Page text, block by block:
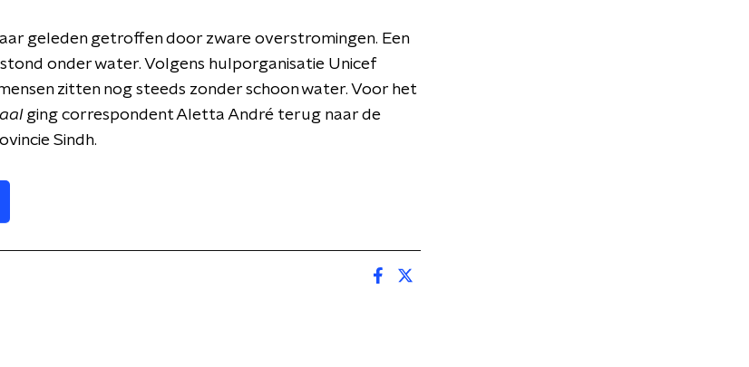
geleden getroffen door zware overstromingen. Een
onder water. Volgens hulporganisatie Unicef
zitten nog steeds zonder schoon water. Voor het
ging correspondent Aletta André terug naar de
Sindh.